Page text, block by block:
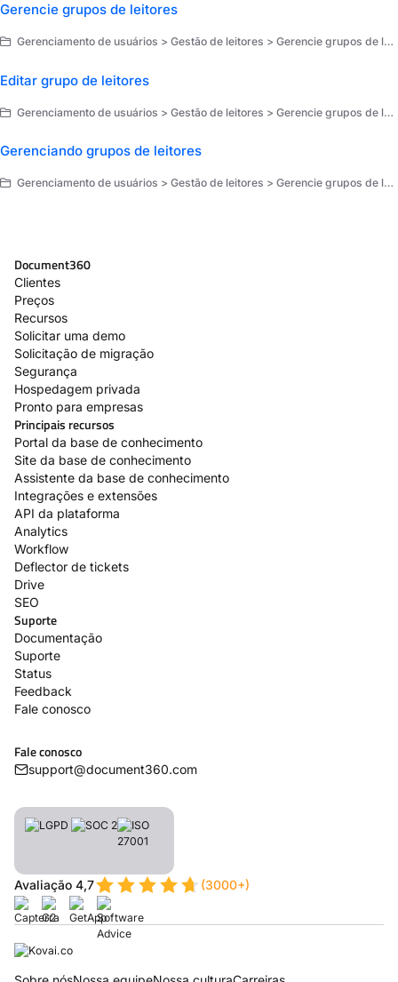
Gerencie grupos de leitores
Gerenciamento de usuários > Gestão de leitores > Gerencie grupos de leitores
Editar grupo de leitores
Gerenciamento de usuários > Gestão de leitores > Gerencie grupos de leitores
Gerenciando grupos de leitores
Gerenciamento de usuários > Gestão de leitores > Gerencie grupos de leitores
Document360
Clientes
Preços
Recursos
Solicitar uma demo
Solicitação de migração
Segurança
Hospedagem privada
Pronto para empresas
Principais recursos
Portal da base de conhecimento
Site da base de conhecimento
Assistente da base de conhecimento
Integrações e extensões
API da plataforma
Analytics
Workflow
Deflector de tickets
Drive
SEO
Suporte
Documentação
Suporte
Status
Feedback
Fale conosco
Fale conosco
support@document360.com
Avaliação 4,7 (3000+)